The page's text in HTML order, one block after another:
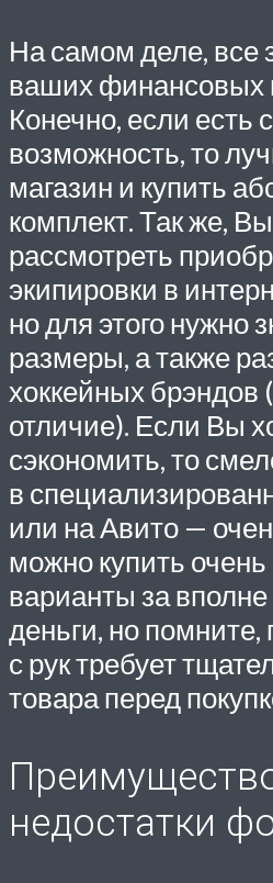
На самом деле, все
ваших финансовых
Конечно, если есть
возможность, то
магазин и купить
комплект. Так же,
рассмотреть
экипировки в
но для этого нужно
размеры, а также
хоккейных брэндов
отличие). Если Вы
сэкономить, то
в
или на Авито —
можно купить
варианты за
деньги, но
с рук требует
товара перед
недостатки